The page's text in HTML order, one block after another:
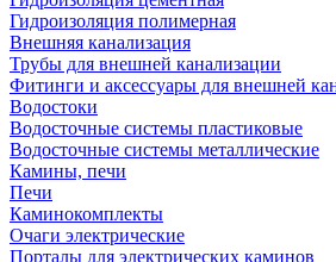
Гидроизоляция полимерная
Внешняя канализация
Трубы для внешней канализации
Фитинги и аксессуары для внешней
Водостоки
Водосточные системы пластиковые
Водосточные системы металлические
Камины, печи
Печи
Каминокомплекты
Очаги электрические
Порталы для электрических каминов